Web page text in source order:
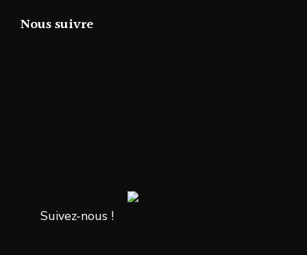
Nous suivre
Suivez-nous !